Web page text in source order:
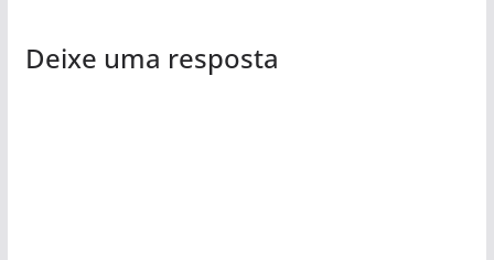
Deixe uma resposta